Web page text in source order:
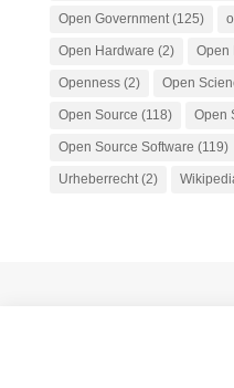
Open Government(125)
Open Hardware (2) Open
Openness(2) Open
Open Source (118) Open
Open Source Software (119)
Urheberrecht(2)